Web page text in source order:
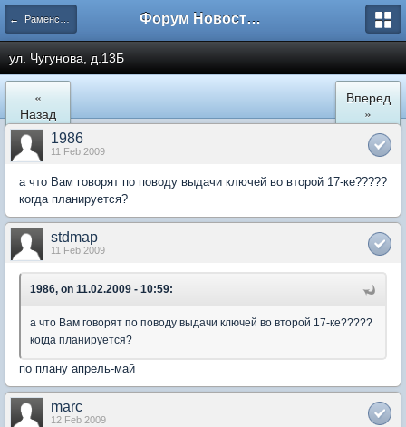
← Раменское Форум Новостройки
ул. Чугунова, д.13Б
«
Назад
Вперед
»
1986
11 Feb 2009
а что Вам говорят по поводу выдачи ключей во второй 17-ке?????
когда планируется?
stdmap
11 Feb 2009
1986, on 11.02.2009 - 10:59:
а что Вам говорят по поводу выдачи ключей во второй 17-ке?????
когда планируется?
по плану апрель-май
marc
12 Feb 2009